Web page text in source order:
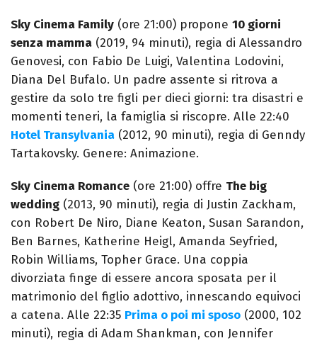
Sky Cinema Family (ore 21:00) propone 10 giorni
senza mamma (2019, 94 minuti), regia di Alessandro
Genovesi, con Fabio De Luigi, Valentina Lodovini,
Diana Del Bufalo. Un padre assente si ritrova a
gestire da solo tre figli per dieci giorni: tra disastri e
momenti teneri, la famiglia si riscopre. Alle 22:40
Hotel Transylvania (2012, 90 minuti), regia di Genndy
Tartakovsky. Genere: Animazione.
Sky Cinema Romance (ore 21:00) offre The big
wedding (2013, 90 minuti), regia di Justin Zackham,
con Robert De Niro, Diane Keaton, Susan Sarandon,
Ben Barnes, Katherine Heigl, Amanda Seyfried,
Robin Williams, Topher Grace. Una coppia
divorziata finge di essere ancora sposata per il
matrimonio del figlio adottivo, innescando equivoci
a catena. Alle 22:35 Prima o poi mi sposo (2000, 102
minuti), regia di Adam Shankman, con Jennifer